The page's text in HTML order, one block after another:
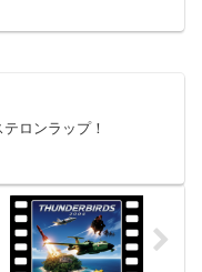
ロンラップ！